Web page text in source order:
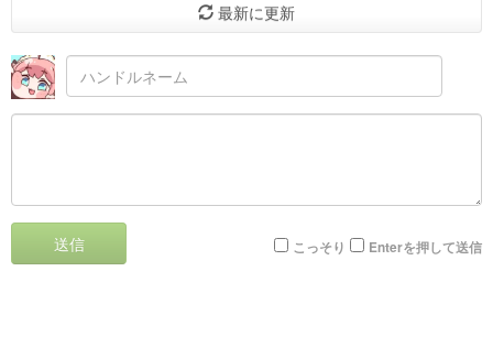
最新に更新
送信 こっそり Enterを押して送信